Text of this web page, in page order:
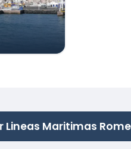
Lineas Maritimas